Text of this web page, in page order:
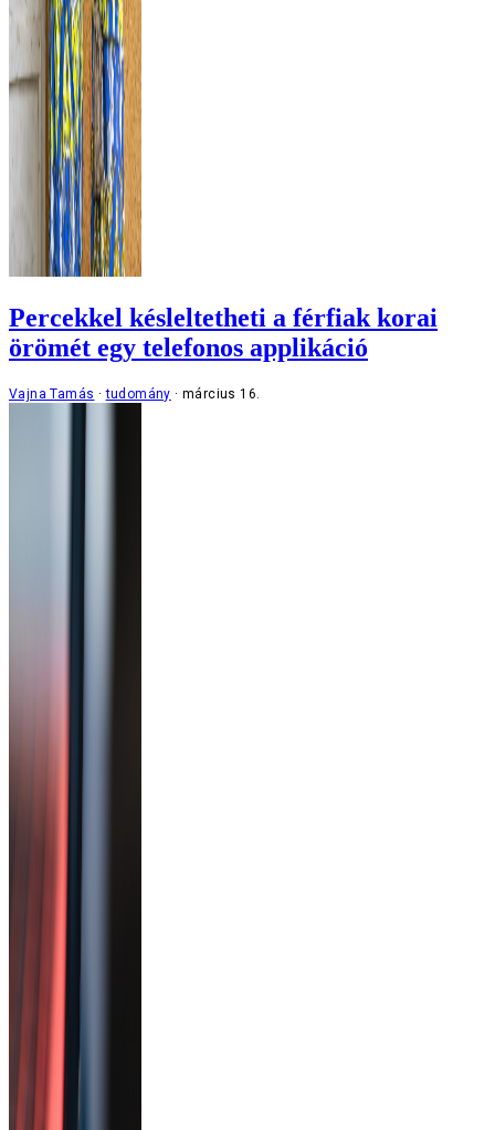
Percekkel késleltetheti a férfiak korai
örömét egy telefonos applikáció
Vajna Tamás tudomány március 16.